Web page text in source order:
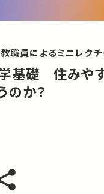
職員によるミニレク
基礎 住みやす
のか？